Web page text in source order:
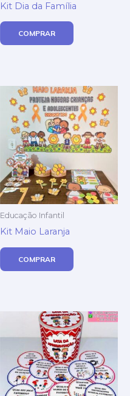
Kit Dia da Família
COMPRAR
Educação Infantil
Kit Maio Laranja
COMPRAR